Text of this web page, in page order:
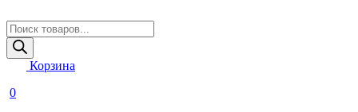
Поиск
товаров
Корзина
0